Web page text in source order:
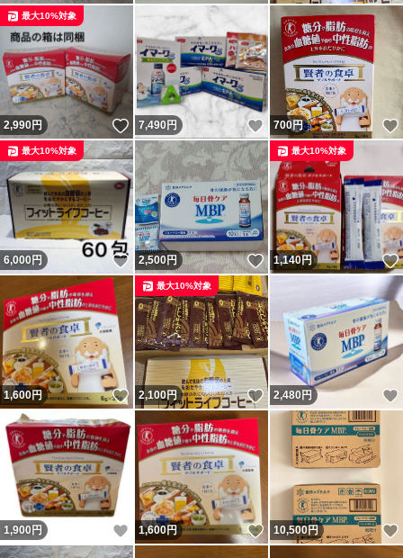
2,990円 いいね！
最大10%対象
7,490 円 いいね！
700円
6,000円 いいね！
最大10%対象
2,500円 いいね！
1,140円
最大10%対象
1,600円 いいね！
2,100円 いいね！
最大10%対象
2,480 円
1,900 円 いいね！
1,600円 いいね！
10,500円